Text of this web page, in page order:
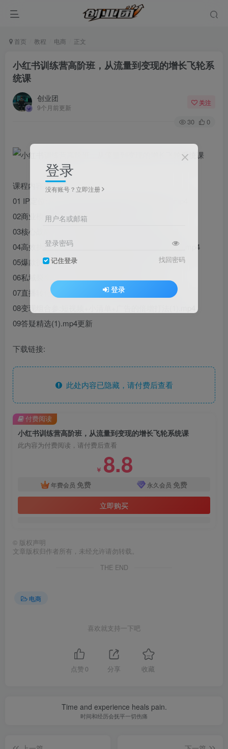
首页 教程 电商 正文
小红书训练营高阶班，从流量到变现的增长飞轮系
统课
创业团
9个月前更新
关注
30 0
课程内容：
01 IP定位:从内容账号到商业系统的跃迁路径(1).mp4
02商业模式:高利润闭环变现模型设计(1).mp4
03核心战略:平台规则破局与增长飞轮搭建(1).mp4
04高效执行:日计划-周复盘-月战略SOP运营体系(1).mp4
05爆款拆解:内容对标基因复刻流量密码(1).mp4
06私域裂变:从0到1搭建高净值用户池(1).mp4
07直播转化:高ROI直播间人货场配置策略(1).mp4
08变现组合参:短视频+小清单+广告的倍增打法(1).mp4
09答疑精选(1).mp4更新
下载链接:
此处内容已隐藏，请付费后查看
小红书训练营高阶班，从流量到变现的增长飞轮系统课
此内容为付费阅读，请付费后查看
￥ 8.8
年费会员 免费 永久会员 免费
立即购买
付费阅读
© 版权声明
文章版权归作者所有，未经允许请勿转载。
THE END
电商
喜欢就支持一下吧
点赞 0 分享 收藏
Time and experience heals pain.
时间和经历会抚平一切伤痛
登录
没有账号？立即注册
用户名或邮箱
登录密码
记住登录 找回密码
登录